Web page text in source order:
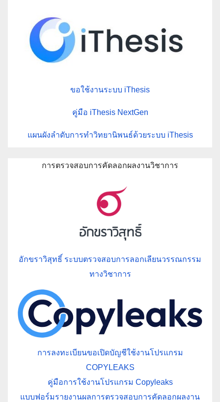
ขอใช้งานระบบ iThesis
คู่มือ iThesis NextGen
แผนผังลำดับการทำวิทยานิพนธ์ด้วยระบบ iThesis
การตรวจสอบการคัดลอกผลงานวิชาการ
อักขราวิสุทธิ์ ระบบตรวจสอบการลอกเลียนวรรณกรรม
ทางวิชาการ
การลงทะเบียนขอเปิดบัญชีใช้งานโปรแกรม
COPYLEAKS
คู่มือการใช้งานโปรแกรม Copyleaks
แบบฟอร์มรายงานผลการตรวจสอบการคัดลอกผลงาน